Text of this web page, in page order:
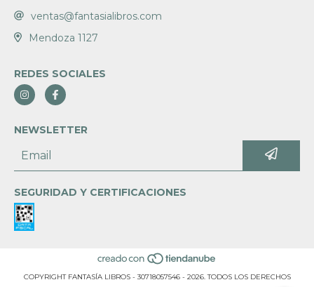
ventas@fantasialibros.com
Mendoza 1127
REDES SOCIALES
NEWSLETTER
SEGURIDAD Y CERTIFICACIONES
COPYRIGHT FANTASÍA LIBROS - 30718057546 - 2026. TODOS LOS DERECHOS